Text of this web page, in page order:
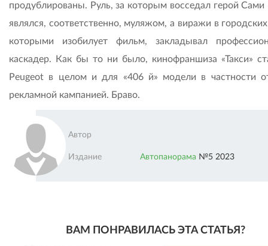
продублированы. Руль, за которым восседал герой Сами
являлся, соответственно, муляжом, а виражи в
которыми изобилует фильм, закладывал
каскадер. Как бы то ни было, кинофраншиза «Такси»
Peugeot в целом и для «406 й» модели в частности
рекламной кампанией. Браво.
Автор
Издание Автопанорама №5 2023
ВАМ ПОНРАВИЛАСЬ ЭТА СТАТЬЯ?